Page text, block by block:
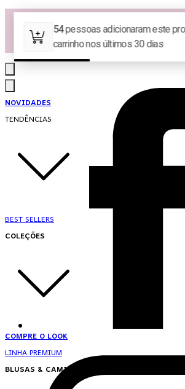
Las Queridas Club🌷 - Ganhe 5% Cashback em
Ganhe 10% OFF na 1ª compra no App:
♡ Coleção Nova: Grace in Motion ♡
NOVIDADES
TENDÊNCIAS
BEST SELLERS
COLEÇÕES
COMPRE O LOOK
LINHA PREMIUM
BLUSAS & CAMISAS